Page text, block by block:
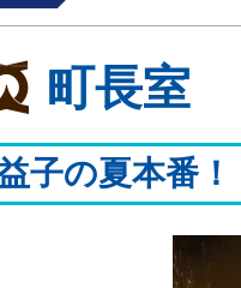
町長室
子の夏本番！